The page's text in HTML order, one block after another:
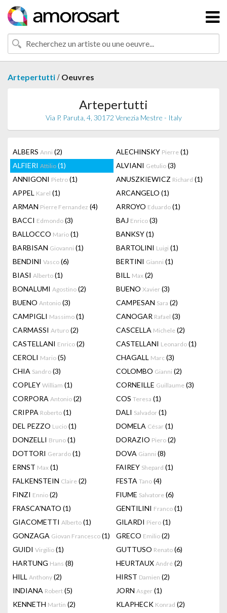
Artepertutti / Oeuvres
Artepertutti
Via P. Paruta, 4, 30172 Venezia Mestre - Italy
ALBERS Anni (2) ALECHINSKY Pierre (1)
ALFIERI Attilio (1) ALVIANI Getulio (3)
ANNIGONI Pietro (1) ANUSZKIEWICZ Richard (1)
APPEL Karel (1) ARCANGELO (1)
ARMAN Pierre Fernandez (4) ARROYO Eduardo (1)
BACCI Edmondo (3) BAJ Enrico (3)
BALLOCCO Mario (1) BANKSY(1)
BARBISAN Giovanni (1) BARTOLINI Luigi (1)
BENDINI Vasco (6) BERTINI Gianni (1)
BIASI Alberto (1) BILL Max (2)
BONALUMI Agostino (2) BUENO Xavier (3)
BUENO Antonio (3) CAMPESAN Sara (2)
CAMPIGLI Massimo (1) CANOGAR Rafael (3)
CARMASSI Arturo (2) CASCELLA Michele (2)
CASTELLANI Enrico (2) CASTELLANI Leonardo (1)
CEROLI Mario (5) CHAGALL Marc (3)
CHIA Sandro (3) COLOMBO Gianni (2)
COPLEY William (1) CORNEILLE Guillaume (3)
CORPORA Antonio (2) COS Teresa (1)
CRIPPA Roberto (1) DALI Salvador (1)
DEL PEZZO Lucio (1) DOMELA César (1)
DONZELLI Bruno (1) DORAZIO Piero (2)
DOTTORI Gerardo (1) DOVA Gianni (8)
ERNST Max (1) FAIREY Shepard (1)
FALKENSTEIN Claire (2) FESTA Tano (4)
FINZI Ennio (2) FIUME Salvatore (6)
FRASCA'NATO (1) GENTILINI Franco (1)
GIACOMETTI Alberto (1) GILARDI Piero (1)
GONZAGA Giovan Francesco (1) GRECO Emilio (2)
GUIDI Virgilio (1) GUTTUSO Renato (6)
HARTUNG Hans (8) HEURTAUX André (2)
HILL Anthony (2) HIRST Damien (2)
INDIANA Robert (5) JORN Asger (1)
KENNETH Martin (2) KLAPHECK Konrad (2)